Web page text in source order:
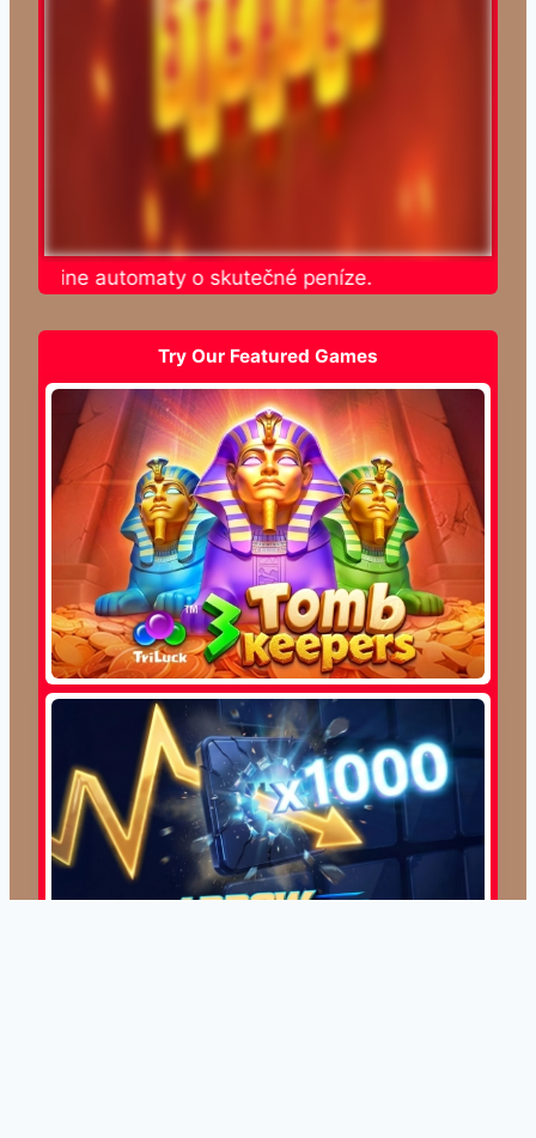
automaty o skutečné peníze.
Try Our Featured Games